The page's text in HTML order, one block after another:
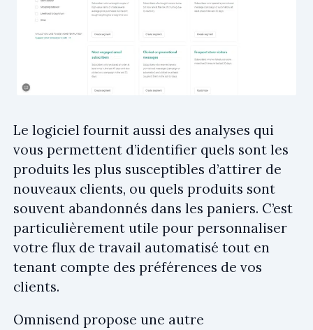
Le logiciel fournit aussi des analyses qui
vous permettent d’identifier quels sont les
produits les plus susceptibles d’attirer de
nouveaux clients, ou quels produits sont
souvent abandonnés dans les paniers. C’est
particulièrement utile pour personnaliser
votre flux de travail automatisé tout en
tenant compte des préférences de vos
clients.
Omnisend propose une autre